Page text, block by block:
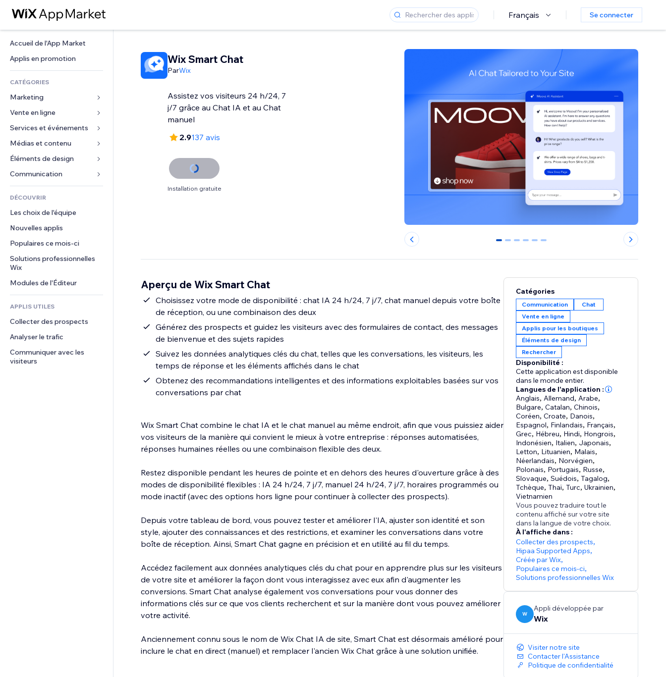
Français Se connecter
Accueil de l'App Market
Applis en promotion
CATÉGORIES
Marketing
Publicités
Mobile
Données analytiques
Réseaux sociaux
Classement de sites
E-mail
Vente en ligne
Applis pour les boutiques
Expédition et livraison
Boutons Vente
Comptabilité
Coupons et fidélisation
Solutions d'entreposage
Financement participatif
Alimentation et boissons
Services et événements
Hôtels
Événements
Restaurants
Immobilier
Réservations
Médias et contenu
Galerie
Musique
Podcasts
Photographie
Vidéo
PDF
Partage de fichiers
Actualités
Services de contenu
Effets de texte
Éléments de design
Cartes et navigation
Confidentialité
Horloge
Modèles de pages
Effets sur images
Boutons et menus
Bannières et badges
Calculateurs
Rechercher
Formulaires
Sondages
Chat
Commentaires
Téléphone
Communauté
Avis et commentaires
DÉCOUVRIR
Les choix de l'équipe
Nouvelles applis
Populaires ce mois‑ci
Solutions professionnelles
Wix
Modules de l'Éditeur
APPLIS UTILES
Collecter des prospects
Analyser le trafic
Communiquer avec les
visiteurs
Wix Smart Chat
ParWix
Assistez vos visiteurs 24 h/24, 7
j/7 grâce au Chat IA et au Chat
manuel
2.9137 avis
Installation gratuite
0 1 2 3 4 5
Aperçu de Wix Smart Chat
Choisissez votre mode de disponibilité : chat IA 24 h/24, 7 j/7, chat manuel depuis votre boîte
de réception, ou une combinaison des deux
Générez des prospects et guidez les visiteurs avec des formulaires de contact, des messages
de bienvenue et des sujets rapides
Suivez les données analytiques clés du chat, telles que les conversations, les visiteurs, les
temps de réponse et les éléments affichés dans le chat
Obtenez des recommandations intelligentes et des informations exploitables basées sur vos
conversations par chat
Wix Smart Chat combine le chat IA et le chat manuel au même endroit, afin que vous puissiez aider
vos visiteurs de la manière qui convient le mieux à votre entreprise : réponses automatisées,
réponses humaines réelles ou une combinaison flexible des deux.
Restez disponible pendant les heures de pointe et en dehors des heures d'ouverture grâce à des
modes de disponibilité flexibles : IA 24 h/24, 7 j/7, manuel 24 h/24, 7 j/7, horaires programmés ou
mode inactif (avec des options hors ligne pour continuer à collecter des prospects).
Depuis votre tableau de bord, vous pouvez tester et améliorer l'IA, ajuster son identité et son
style, ajouter des connaissances et des restrictions, et examiner les conversations dans votre
boîte de réception. Ainsi, Smart Chat gagne en précision et en utilité au fil du temps.
Accédez facilement aux données analytiques clés du chat pour en apprendre plus sur les visiteurs
de votre site et améliorer la façon dont vous interagissez avec eux afin d'augmenter les
conversions. Smart Chat analyse également vos conversations pour vous donner des
informations clés sur ce que vos clients recherchent et sur la manière dont vous pouvez améliorer
votre activité.
Anciennement connu sous le nom de Wix Chat IA de site, Smart Chat est désormais amélioré pour
Catégories
Communication
Chat
Vente en ligne
Applis pour les boutiques
Éléments de design
Rechercher
Disponibilité :
Cette application est disponible
dans le monde entier.
Langues de l'application :
Anglais, Allemand, Arabe,
Bulgare,Catalan,Chinois,
Coréen,Croate, Danois,
Espagnol, Finlandais, Français,
Grec, Hébreu, Hindi, Hongrois,
Indonésien, Italien, Japonais,
Letton, Lituanien, Malais,
Néerlandais, Norvégien,
Polonais, Portugais, Russe,
Slovaque,Suédois,Tagalog,
Tchèque,Thaï,Turc,Ukrainien,
Vietnamien
Vous pouvez traduire tout le
contenu affiché sur votre site
dans la langue de votre choix.
À l'affiche dans :
Collecter des prospects,
Hipaa Supported Apps,
Créée par Wix,
Populaires ce mois‑ci,
Solutions professionnelles Wix
W
Appli développée par
Wix
Visiter notre site
Contacter l'Assistance
Politique de confidentialité